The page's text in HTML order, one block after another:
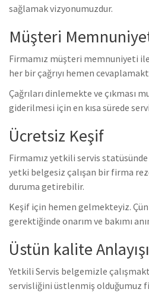
sağlamak vizyonumuzdur.
Müşteri
Firmamız müşteri memnuniyeti
her bir çağrıyı hemen
Çağrıları dinlemekte ve çıkması
giderilmesi için en kısa sürede
Ücretsiz Keşif
Firmamız yetkili servis statüsünde
yetki belgesiz çalışan bir firma
duruma getirebilir.
Keşif için hemen gelmekteyiz.
gerektiğinde onarım ve bakımı
Üstün kalite Anlayışı
Yetkili Servis belgemizle
servisliğini üstlenmiş olduğumuz